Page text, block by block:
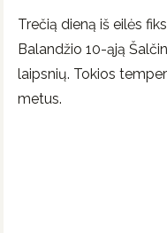
Trečią dieną iš eilės
Balandžio 10-ąją
laipsnių. Tokios
metus.